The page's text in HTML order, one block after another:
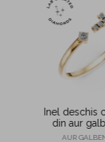
Inel deschis
din aur
diamante
AUR